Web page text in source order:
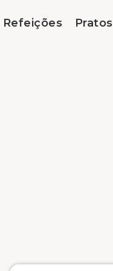
Refeições Pratos